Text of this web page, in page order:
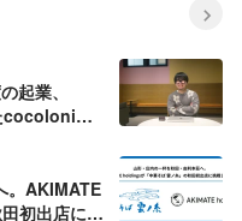
起業、
cocoloni新
。AKIMATE
初出店に挑